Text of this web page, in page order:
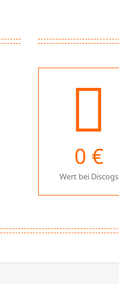
0 €
Wert bei Discogs